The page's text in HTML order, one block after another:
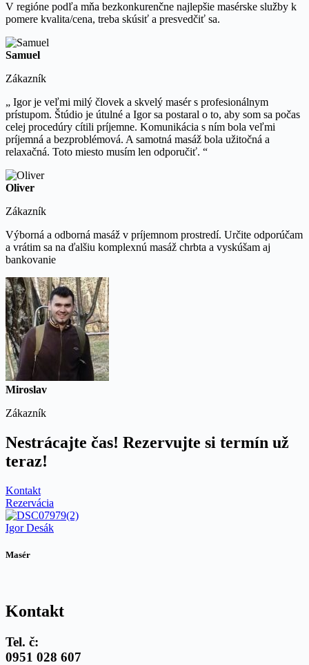
V regióne podľa mňa bezkonkurenčne najlepšie masérske služby k
pomere kvalita/cena, treba skúsiť a presvedčiť sa.
Samuel
Zákazník
„ Igor je veľmi milý človek a skvelý masér s profesionálnym
prístupom. Štúdio je útulné a Igor sa postaral o to, aby som sa počas
celej procedúry cítili príjemne. Komunikácia s ním bola veľmi
príjemná a bezproblémová. A samotná masáž bola užitočná a
relaxačná. Toto miesto musím len odporučiť. “
Oliver
Zákazník
Výborná a odborná masáž v príjemnom prostredí. Určite odporúčam
a vrátim sa na ďalšiu komplexnú masáž chrbta a vyskúšam aj
bankovanie
Miroslav
Zákazník
Nestrácajte čas! Rezervujte si termín už
teraz!
Kontakt
Rezervácia
Igor Desák
Masér
Kontakt
Tel. č:
0951 028 607